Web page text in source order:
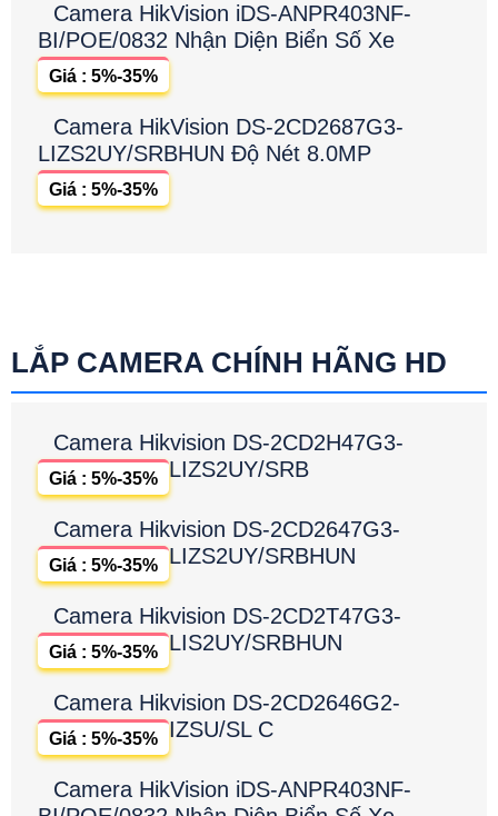
Camera HikVision iDS-ANPR403NF-
BI/POE/0832 Nhận Diện Biển Số Xe
Giá : 5%-35%
Camera HikVision DS-2CD2687G3-
LIZS2UY/SRBHUN Độ Nét 8.0MP
Giá : 5%-35%
LẮP CAMERA CHÍNH HÃNG HD
Camera Hikvision DS-2CD2H47G3-
LIZS2UY/SRB
Giá : 5%-35%
Camera Hikvision DS-2CD2647G3-
LIZS2UY/SRBHUN
Giá : 5%-35%
Camera Hikvision DS-2CD2T47G3-
LIS2UY/SRBHUN
Giá : 5%-35%
Camera Hikvision DS-2CD2646G2-
IZSU/SL C
Giá : 5%-35%
Camera HikVision iDS-ANPR403NF-